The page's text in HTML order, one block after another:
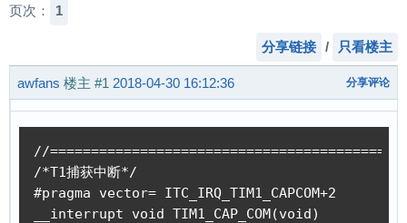
页次： 1
分享链接 / 只看楼主
awfans 楼主 #1 2018-04-30 16:12:36 分享评论
//
/*T1捕获中断*/
#pragma vector= ITC_IRQ_TIM1_CAPCOM+2
__interrupt void TIM1_CAP_COM(void)